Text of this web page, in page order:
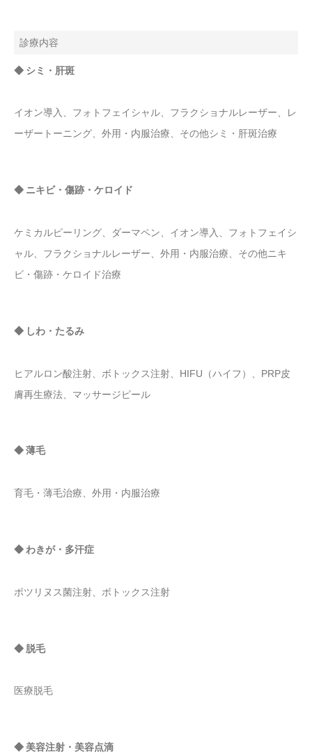
診療内容
◆ シミ・肝斑
イオン導入、フォトフェイシャル、フラクショナルレーザー、レ
ーザートーニング、外用・内服治療、その他シミ・肝斑治療
◆ ニキビ・傷跡・ケロイド
ケミカルピーリング、ダーマペン、イオン導入、フォトフェイシ
ャル、フラクショナルレーザー、外用・内服治療、その他ニキ
ビ・傷跡・ケロイド治療
◆ しわ・たるみ
ヒアルロン酸注射、ボトックス注射、HIFU（ハイフ）、PRP皮
膚再生療法、マッサージピール
◆ 薄毛
育毛・薄毛治療、外用・内服治療
◆ わきが・多汗症
ボツリヌス菌注射、ボトックス注射
◆ 脱毛
医療脱毛
◆ 美容注射・美容点滴